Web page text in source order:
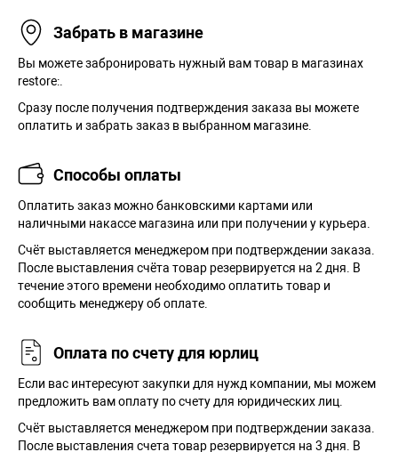
Забрать в магазине
Вы можете забронировать нужный вам товар в магазинах
restore:.
Сразу после получения подтверждения заказа вы можете
оплатить и забрать заказ в выбранном магазине.
Способы оплаты
Оплатить заказ можно банковскими картами или
наличными накассе магазина или при получении у курьера.
Cчёт выставляется менеджером при подтверждении заказа.
После выставления счёта товар резервируется на 2 дня. В
течение этого времени необходимо оплатить товар и
сообщить менеджеру об оплате.
Оплата по счету для юрлиц
Если вас интересуют закупки для нужд компании, мы можем
предложить вам оплату по счету для юридических лиц.
Счёт выставляется менеджером при подтверждении заказа.
После выставления счета товар резервируется на 3 дня. В